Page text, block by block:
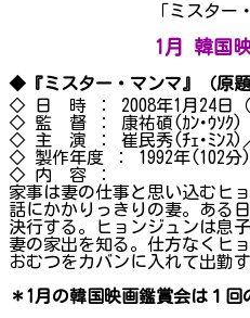
｢ミスター
1月 韓国
◆『ミスター・マンマ』（原
◇ 日 時 ： 2008年1月24日
◇ 監 督 ： 康祐碩(ｶﾝ･ｳｿｸ)
◇ 主 演 ： 崔民秀(ﾁｪ･ﾐﾝｽ)
◇ 製作年度 ： 1992年(102
◇ 内 容 ：
家事は妻の仕事と思い込むヒ
話にかかりっきりの妻。ある
決行する。ヒョンジュンは息
妻の家出を知る。仕方なくヒ
おむつをカバンに入れて出勤
＊1月の韓国映画鑑賞会は１回